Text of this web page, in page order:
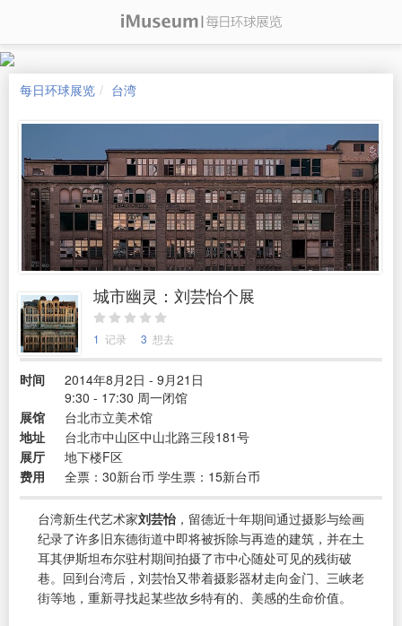
每日环球展览 台湾
城市幽灵：刘芸怡个展
1 记录 3 想去
时间
2014年8月2日 - 9月21日
9:30 - 17:30 周一闭馆
展馆
台北市立美术馆
地址
台北市中山区中山北路三段181号
展厅
地下楼F区
费用
全票：30新台币 学生票：15新台币
台湾新生代艺术家刘芸怡 ，留德近十年期间通过摄影与绘画
纪录了许多旧东德街道中即将被拆除与再造的建筑，并在土
耳其伊斯坦布尔驻村期间拍摄了市中心随处可见的残街破
巷。回到台湾后，刘芸怡又带着摄影器材走向金门、三峡老
街等地，重新寻找起某些故乡特有的、美感的生命价值。